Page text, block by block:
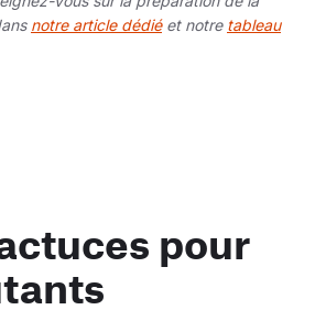
notre article dédiéet notre tableau
pour